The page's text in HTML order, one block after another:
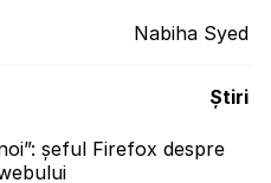
Nabiha Syed
Știri
șeful Firefox despre